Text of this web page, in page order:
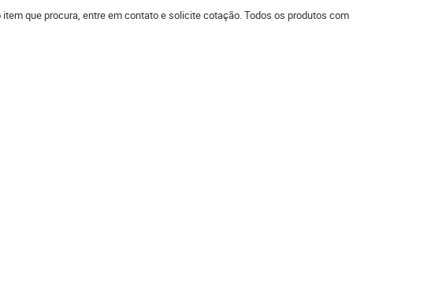
que procura, entre em contato e solicite cotação. Todos os produtos com